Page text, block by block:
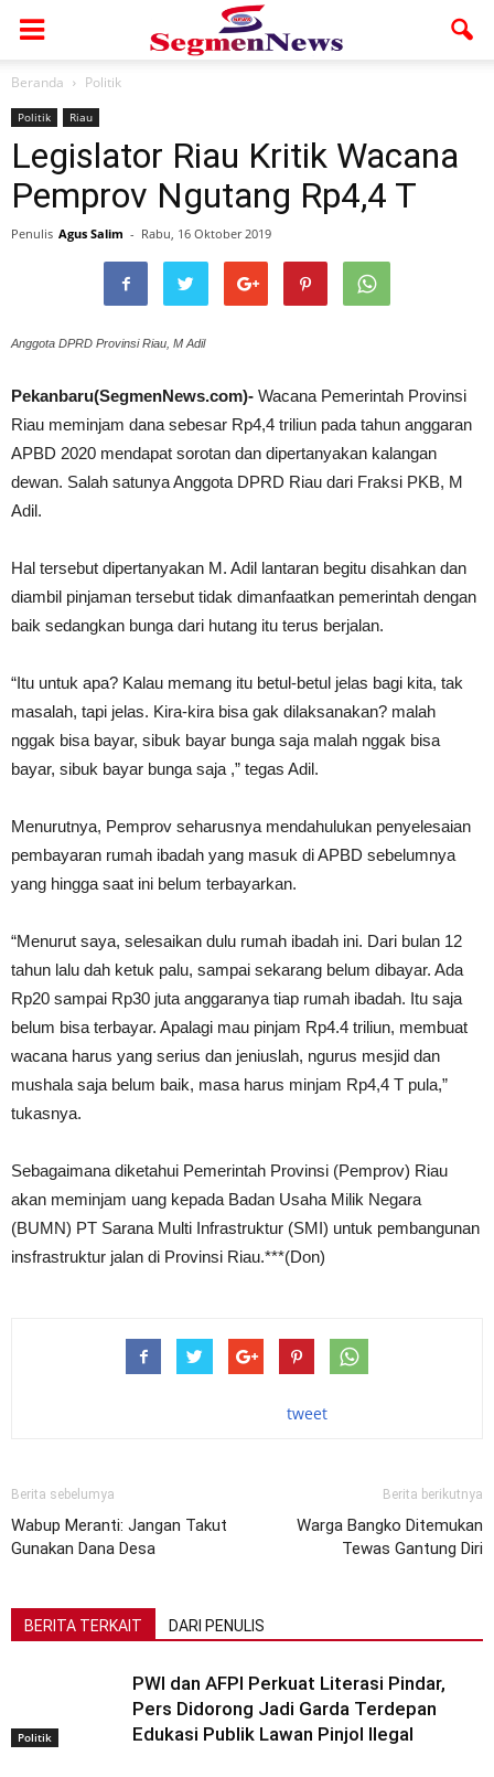
Beranda Politik
Politik Riau
Legislator Riau Kritik Wacana
Pemprov Ngutang Rp4,4 T
Penulis Agus Salim - Rabu, 16 Oktober 2019
Anggota DPRD Provinsi Riau, M Adil
Pekanbaru(SegmenNews.com)- Wacana Pemerintah Provinsi
Riau meminjam dana sebesar Rp4,4 triliun pada tahun anggaran
APBD 2020 mendapat sorotan dan dipertanyakan kalangan
dewan. Salah satunya Anggota DPRD Riau dari Fraksi PKB, M
Adil.
Hal tersebut dipertanyakan M. Adil lantaran begitu disahkan dan
diambil pinjaman tersebut tidak dimanfaatkan pemerintah dengan
baik sedangkan bunga dari hutang itu terus berjalan.
“Itu untuk apa? Kalau memang itu betul-betul jelas bagi kita, tak
masalah, tapi jelas. Kira-kira bisa gak dilaksanakan? malah
nggak bisa bayar, sibuk bayar bunga saja malah nggak bisa
bayar, sibuk bayar bunga saja ,” tegas Adil.
Menurutnya, Pemprov seharusnya mendahulukan penyelesaian
pembayaran rumah ibadah yang masuk di APBD sebelumnya
yang hingga saat ini belum terbayarkan.
“Menurut saya, selesaikan dulu rumah ibadah ini. Dari bulan 12
tahun lalu dah ketuk palu, sampai sekarang belum dibayar. Ada
Rp20 sampai Rp30 juta anggaranya tiap rumah ibadah. Itu saja
belum bisa terbayar. Apalagi mau pinjam Rp4.4 triliun, membuat
wacana harus yang serius dan jeniuslah, ngurus mesjid dan
mushala saja belum baik, masa harus minjam Rp4,4 T pula,”
tukasnya.
Sebagaimana diketahui Pemerintah Provinsi (Pemprov) Riau
akan meminjam uang kepada Badan Usaha Milik Negara
(BUMN) PT Sarana Multi Infrastruktur (SMI) untuk pembangunan
insfrastruktur jalan di Provinsi Riau.***(Don)
tweet
Berita sebelumya
Wabup Meranti: Jangan Takut
Gunakan Dana Desa
Berita berikutnya
Warga Bangko Ditemukan
Tewas Gantung Diri
BERITA TERKAIT DARI PENULIS
Politik
PWI dan AFPI Perkuat Literasi Pindar,
Pers Didorong Jadi Garda Terdepan
Edukasi Publik Lawan Pinjol Ilegal